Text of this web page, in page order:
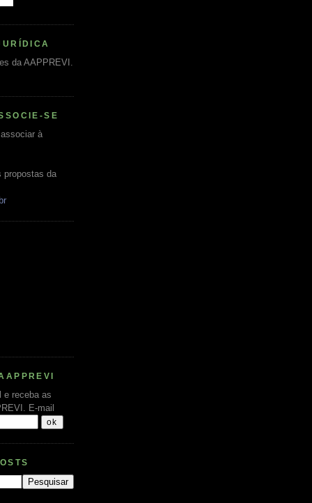
da AAPPREVI.
SE
à
propostas da
e receba as
E-mail